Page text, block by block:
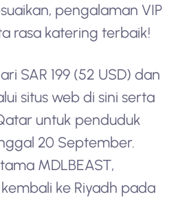
pengalaman VIP
rasa katering terbaik!
SAR 199 (52 USD) dan
situs web di sini serta
untuk penduduk
20 September.
MDLBEAST,
ke Riyadh pada